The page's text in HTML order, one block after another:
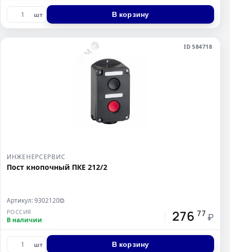
шт В корзину
ID 584718
ИНЖЕНЕРСЕРВИС
Пост кнопочный ПКЕ 212/2
Артикул: 9302120⧉
РОССИЯ
В наличии 276 77 ₽
шт В корзину